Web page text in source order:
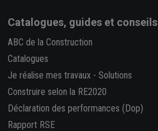
Catalogues, guides et conseils
ABC de la Construction
Catalogues
Je réalise mes travaux - Solutions
Construire selon la RE2020
Déclaration des performances (Dop)
Rapport RSE